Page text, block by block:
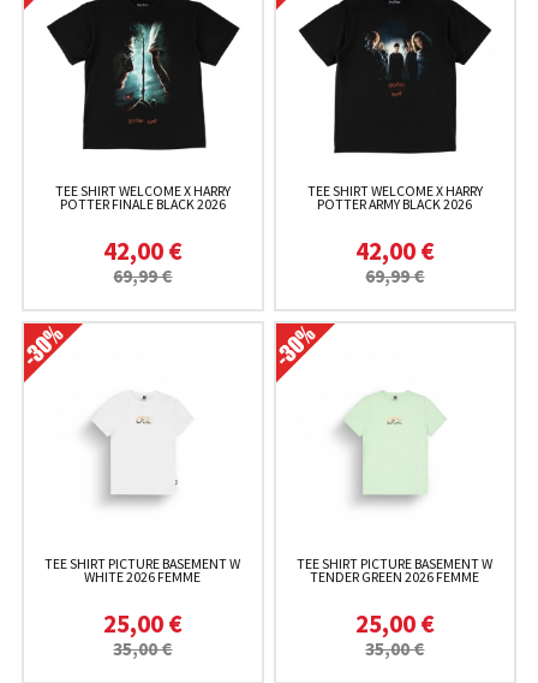
TEE SHIRT WELCOME X HARRY
POTTER FINALE BLACK 2026
42,00 €
69,99 €
TEE SHIRT WELCOME X HARRY
POTTER ARMY BLACK 2026
42,00 €
69,99 €
TEE SHIRT PICTURE BASEMENT W
WHITE 2026 FEMME
25,00 €
35,00 €
TEE SHIRT PICTURE BASEMENT W
TENDER GREEN 2026 FEMME
25,00 €
35,00 €